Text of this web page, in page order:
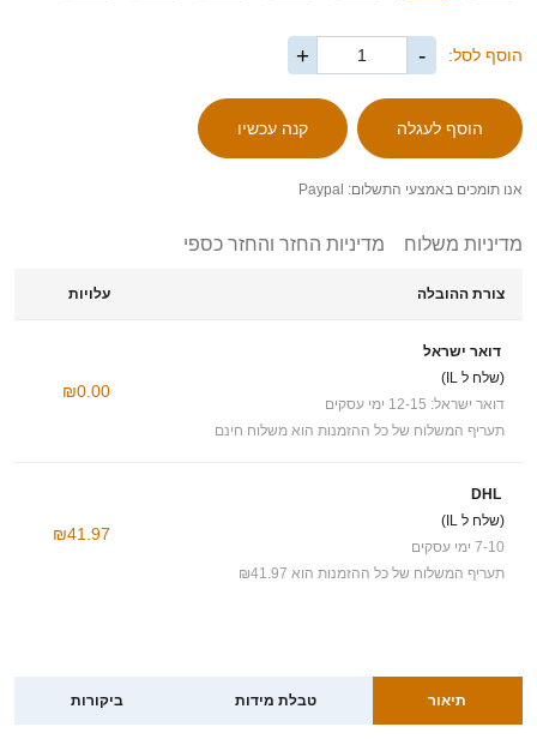
הוסף לסל: -
+
אנו תומכים באמצעי התשלום: Paypal
מדיניות משלוח מדיניות החזר והחזר כספי
צורת ההובלה עלויות
דואר ישראל
(שלח ל IL)
דואר ישראל: 12-15 ימי עסקים
תעריף המשלוח של כל ההזמנות הוא משלוח חינם
₪0.00
DHL
(שלח ל IL)
7-10 ימי עסקים
תעריף המשלוח של כל ההזמנות הוא ₪41.97
₪41.97
תיאור טבלת מידות ביקורות